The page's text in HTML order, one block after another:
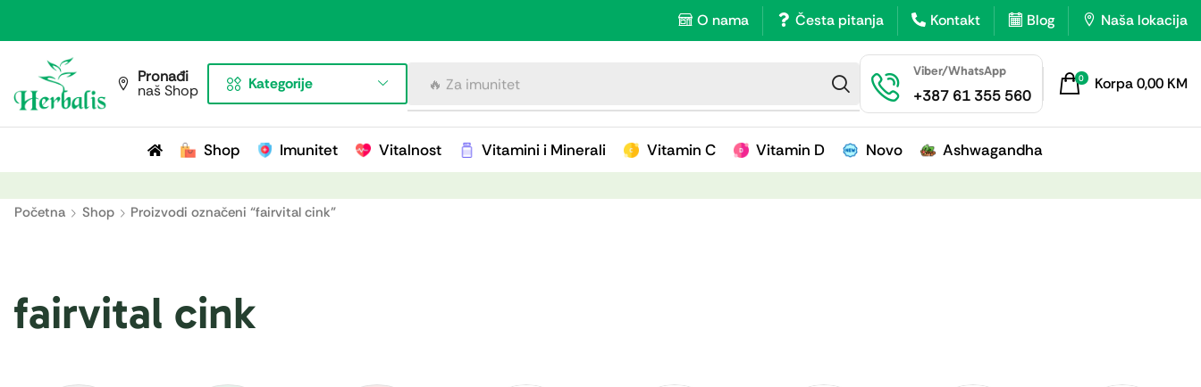
O nama Česta pitanja Kontakt Blog Naša lokacija
Pronađi
naš Shop Kategorije 🔥 Za imunitet
Viber/WhatsApp
+387 61 355 560
0 Korpa0,00 KM
Shop Imunitet Vitalnost Vitamini i Minerali Vitamin C Vitamin D Novo Ashwagandha
Početna Shop Proizvodi označeni “fairvital cink”
fairvital cink